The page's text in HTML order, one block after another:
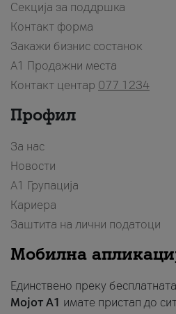
Секција за поддршка
Контакт форма
Закажи бизнис состанок
A1 Продажни места
Контакт центар 077 1234
Профил
За нас
Новости
А1 Групација
Кариера
Заштита на лични податоци
Мобилна
Единствено преку
Мојот A1 имате пристап до